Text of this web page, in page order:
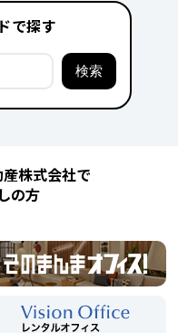
で探す
株式会社で
の方